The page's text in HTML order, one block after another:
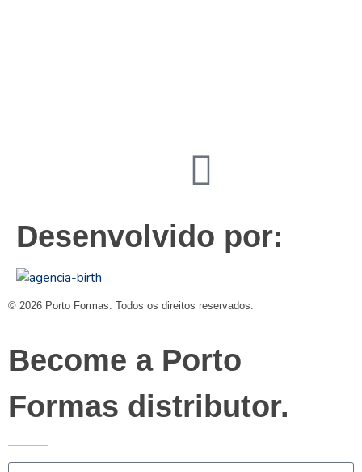
Desenvolvido por:
© 2026 Porto Formas. Todos os direitos reservados.
Become a Porto
Formas distributor.